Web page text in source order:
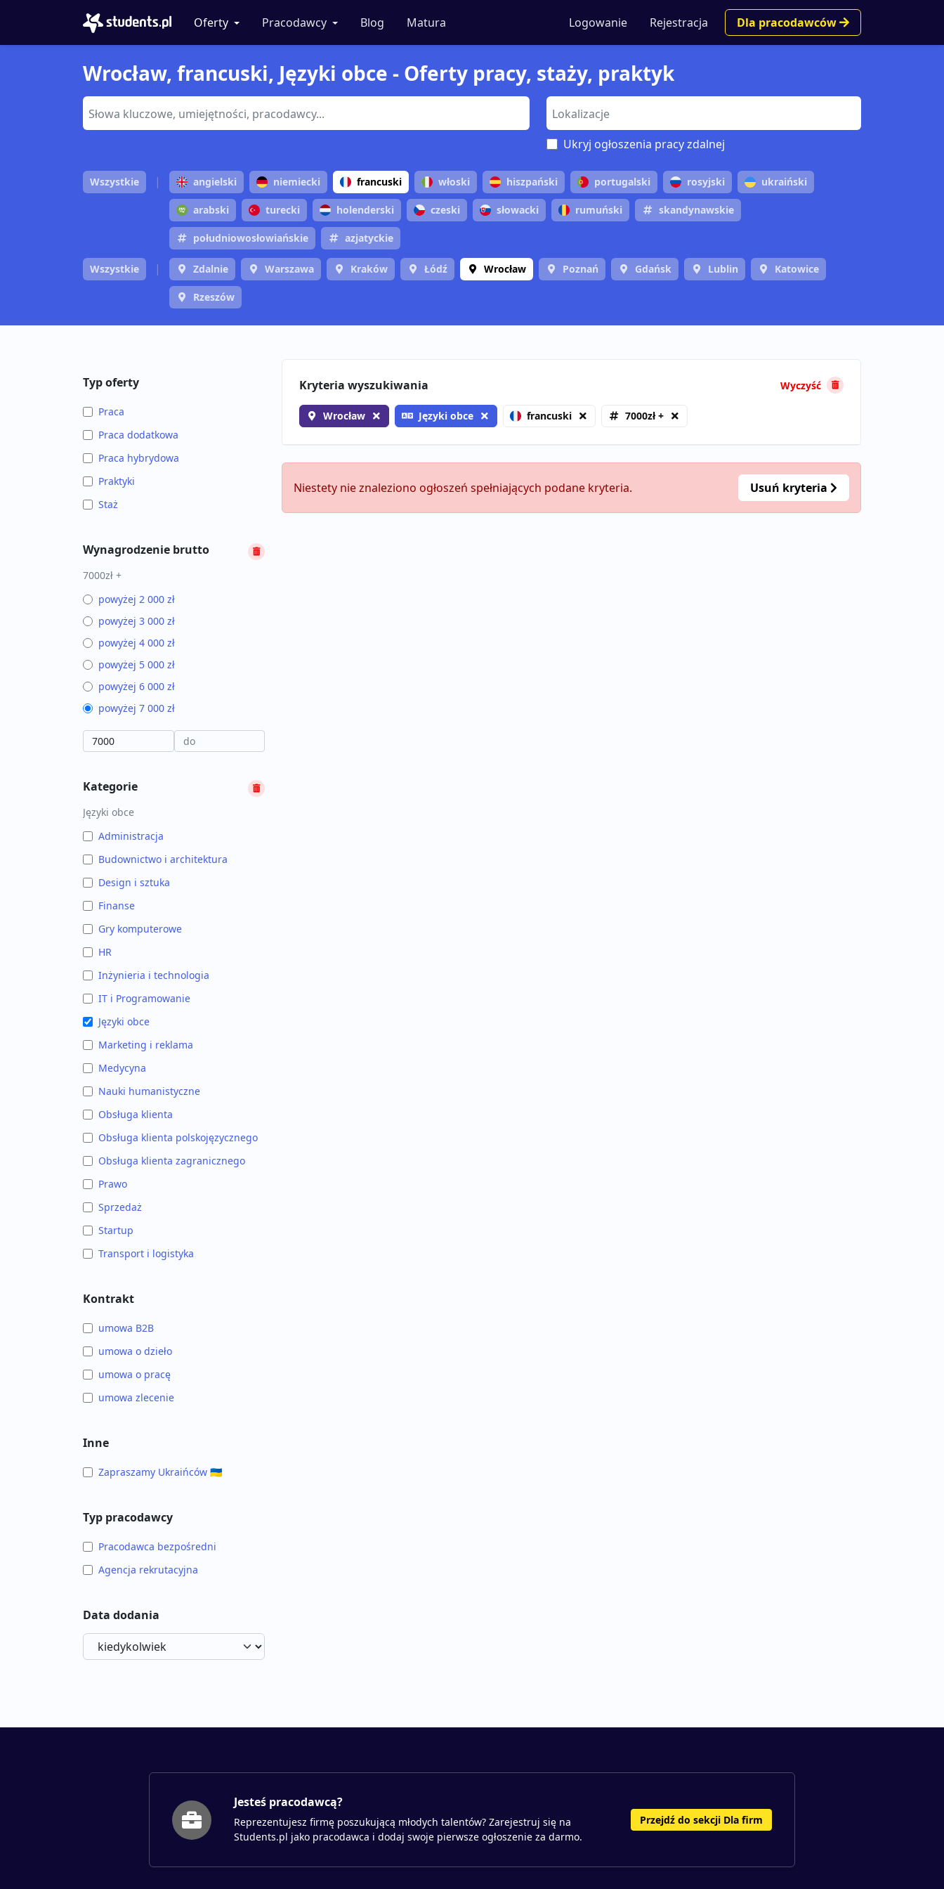
Oferty Pracodawcy Blog Matura Logowanie Rejestracja Dla pracodawców
Wrocław, francuski, Języki obce - Oferty pracy, staży, praktyk
Ukryj ogłoszenia pracy zdalnej
Wszystkie angielski niemiecki francuski włoski hiszpański portugalski rosyjski ukraiński
arabski turecki holenderski czeski słowacki rumuński skandynawskie
południowosłowiańskie azjatyckie
Wszystkie Zdalnie Warszawa Kraków Łódź Wrocław Poznań Gdańsk Lublin Katowice
Rzeszów
Typ oferty
Praca
Praca dodatkowa
Praca hybrydowa
Praktyki
Staż
Wynagrodzenie brutto
7000zł +
powyżej 2 000 zł
powyżej 3 000 zł
powyżej 4 000 zł
powyżej 5 000 zł
powyżej 6 000 zł
powyżej 7 000 zł
Kategorie
Języki obce
Administracja
Budownictwo i architektura
Design i sztuka
Finanse
Gry komputerowe
HR
Inżynieria i technologia
IT i Programowanie
Języki obce
Marketing i reklama
Medycyna
Nauki humanistyczne
Obsługa klienta
Obsługa klienta polskojęzycznego
Obsługa klienta zagranicznego
Prawo
Sprzedaż
Startup
Transport i logistyka
Kontrakt
umowa B2B
umowa o dzieło
umowa o pracę
umowa zlecenie
Inne
Zapraszamy Ukraińców 🇺🇦
Typ pracodawcy
Pracodawca bezpośredni
Agencja rekrutacyjna
Data dodania
Kryteria wyszukiwania Wyczyść
Wrocław Języki obce francuski 7000zł +
Niestety nie znaleziono ogłoszeń spełniających podane kryteria. Usuń kryteria
Jesteś pracodawcą?
Reprezentujesz firmę poszukującą młodych talentów? Zarejestruj się na
Students.pl jako pracodawca i dodaj swoje pierwsze ogłoszenie za darmo.
Przejdź do sekcji Dla firm